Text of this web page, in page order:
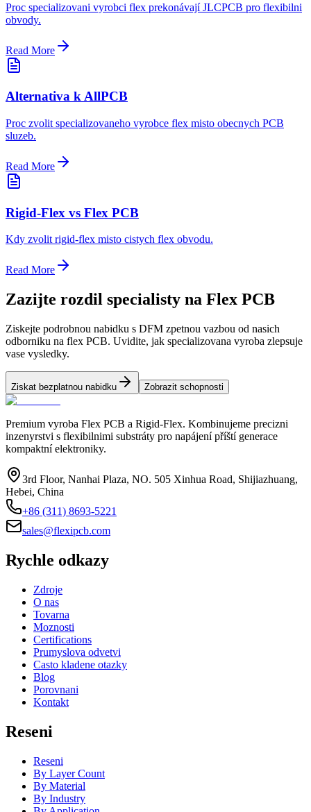
Proc specializovani vyrobci flex prekonávají JLCPCB pro flexibilni
obvody.
Read More
Alternativa k AllPCB
Proc zvolit specializovaneho vyrobce flex misto obecnych PCB
sluzeb.
Read More
Rigid-Flex vs Flex PCB
Kdy zvolit rigid-flex misto cistych flex obvodu.
Read More
Zazijte rozdil specialisty na Flex PCB
Ziskejte podrobnou nabidku s DFM zpetnou vazbou od nasich
odborniku na flex PCB. Uvidite, jak specializovana vyroba zlepsuje
vase vysledky.
Ziskat bezplatnou nabidku Zobrazit schopnosti
Premium vyroba Flex PCB a Rigid-Flex. Kombinujeme precizni
inzenyrstvi s flexibilnimi substráty pro napájení příští generace
kompaktní elektroniky.
3rd Floor, Nanhai Plaza, NO. 505 Xinhua Road, Shijiazhuang,
Hebei, China
+86 (311) 8693-5221
sales@flexipcb.com
Rychle odkazy
Zdroje
O nas
Tovarna
Moznosti
Certifications
Prumyslova odvetvi
Casto kladene otazky
Blog
Porovnani
Kontakt
Reseni
Reseni
By Layer Count
By Material
By Industry